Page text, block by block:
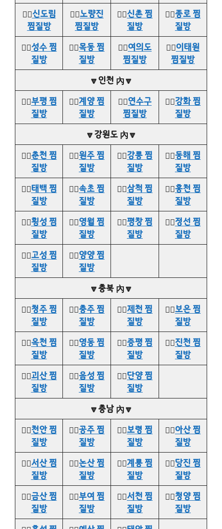
👉🏻신도림
찜질방
👉🏻노량진
찜질방
👉🏻신촌 찜
질방
👉🏻종로 찜
질방
👉🏻성수 찜
질방
👉🏻목동 찜
질방
👉🏻여의도
찜질방
👉🏻이태원
찜질방
🔽인천 內🔽
👉🏻부평 찜
질방
👉🏻계양 찜
질방
👉🏻연수구
찜질방
👉🏻강화 찜
질방
🔽강원도 內🔽
👉🏻춘천 찜
질방
👉🏻원주 찜
질방
👉🏻강릉 찜
질방
👉🏻동해 찜
질방
👉🏻태백 찜
질방
👉🏻속초 찜
질방
👉🏻삼척 찜
질방
👉🏻홍천 찜
질방
👉🏻횡성 찜
질방
👉🏻영월 찜
질방
👉🏻평창 찜
질방
👉🏻정선 찜
질방
👉🏻고성 찜
질방
👉🏻양양 찜
질방
🔽충북 內🔽
👉🏻청주 찜
질방
👉🏻충주 찜
질방
👉🏻제천 찜
질방
👉🏻보은 찜
질방
👉🏻옥천 찜
질방
👉🏻영동 찜
질방
👉🏻증평 찜
질방
👉🏻진천 찜
질방
👉🏻괴산 찜
질방
👉🏻음성 찜
질방
👉🏻단양 찜
질방
🔽충남 內🔽
👉🏻천안 찜
질방
👉🏻공주 찜
질방
👉🏻보령 찜
질방
👉🏻아산 찜
질방
👉🏻서산 찜
질방
👉🏻논산 찜
질방
👉🏻계룡 찜
질방
👉🏻당진 찜
질방
👉🏻금산 찜
질방
👉🏻부여 찜
질방
👉🏻서천 찜
질방
👉🏻청양 찜
질방